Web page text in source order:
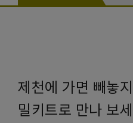
제천에 가면 빼놓
밀키트로 만나 보